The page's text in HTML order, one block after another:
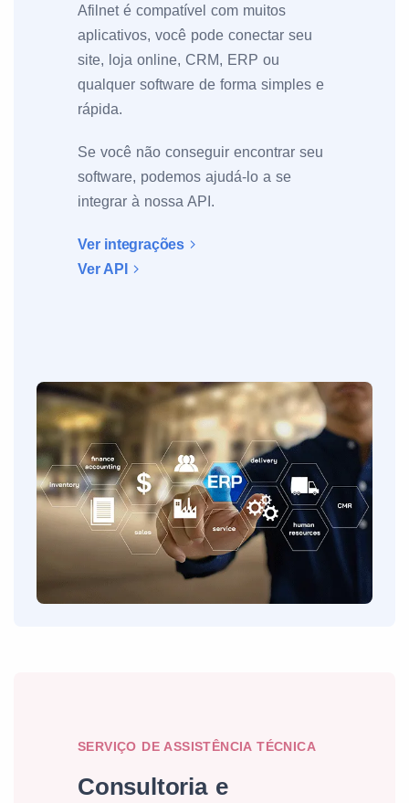
Afilnet é compatível com muitos
aplicativos, você pode conectar seu
site, loja online, CRM, ERP ou
qualquer software de forma simples e
rápida.
Se você não conseguir encontrar seu
software, podemos ajudá-lo a se
integrar à nossa API.
Ver integrações
Ver API
SERVIÇO DE ASSISTÊNCIA TÉCNICA
Consultoria e